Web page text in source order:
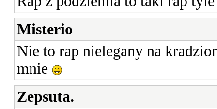
Misterio
Nie to rap nielegany na
mnie
Zepsuta.